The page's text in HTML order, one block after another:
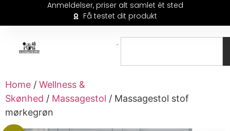
Anmeldelser, priser alt samlet ét sted
Få testet dit produkt
Home / Wellness &
Skønhed / Massagestol / Massagestol stof
mørkegrøn